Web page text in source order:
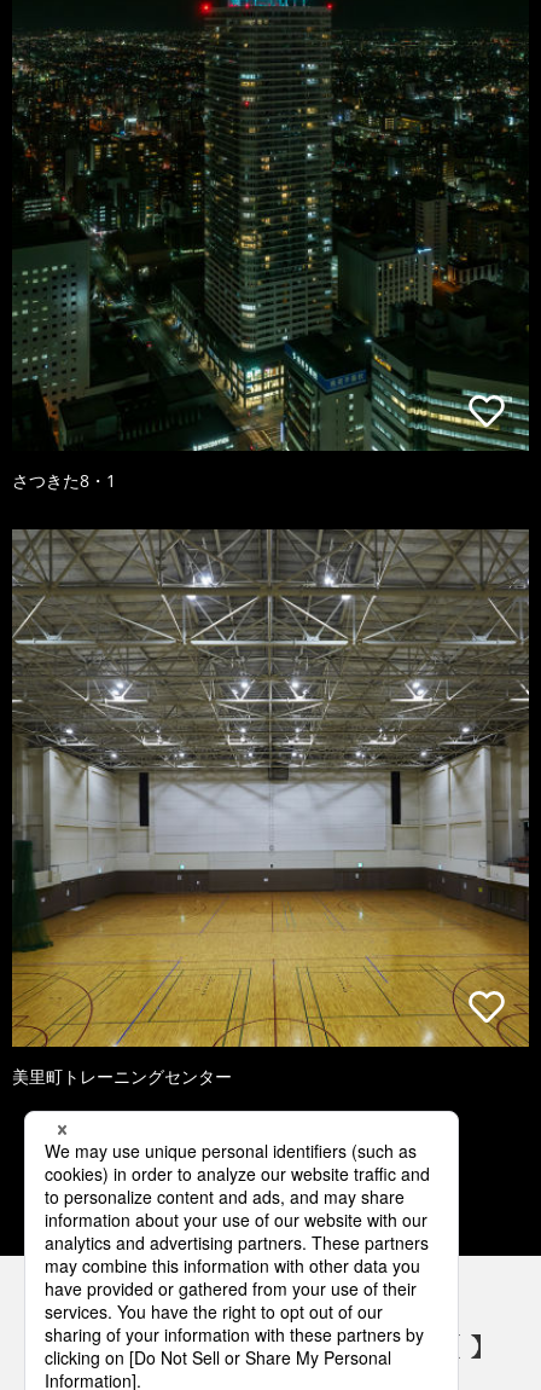
さつきた8・1
美里町トレーニングセンター
1 2 3 4 5
パナソニックの電気設備 SNSアカウント